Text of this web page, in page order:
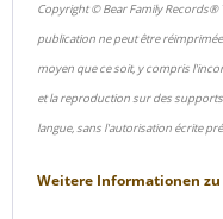
Copyright © Bear Family
publication ne peut être
moyen que ce soit, y compris
et la reproduction sur des
langue, sans l'autorisation écrite
Weitere Informationen zu